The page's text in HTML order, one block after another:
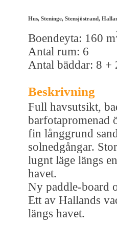
Hus, Steninge, Stensjöstrand,
Boendeyta: 160 m
Antal rum: 6
Antal bäddar: 8 +
Beskrivning
Full havsutsikt,
barfotapromenad
fin långgrund
solnedgångar.
lugnt läge längs
havet.
Ny paddle-board
Ett av Hallands
längs havet.